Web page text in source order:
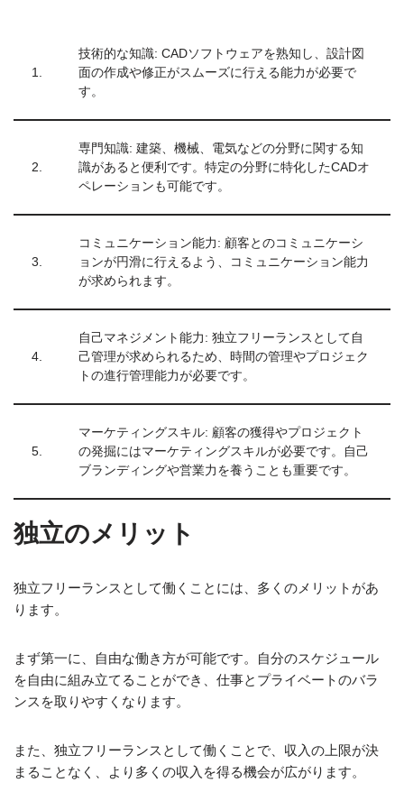
1.
技術的な知識: CADソフトウェアを熟知し、設計図
面の作成や修正がスムーズに行える能力が必要で
す。
2.
専門知識: 建築、機械、電気などの分野に関する知
識があると便利です。特定の分野に特化したCADオ
ペレーションも可能です。
3.
コミュニケーション能力: 顧客とのコミュニケーシ
ョンが円滑に行えるよう、コミュニケーション能力
が求められます。
4.
自己マネジメント能力: 独立フリーランスとして自
己管理が求められるため、時間の管理やプロジェク
トの進行管理能力が必要です。
5.
マーケティングスキル: 顧客の獲得やプロジェクト
の発掘にはマーケティングスキルが必要です。自己
ブランディングや営業力を養うことも重要です。
独立のメリット
独立フリーランスとして働くことには、多くのメリットがあ
ります。
まず第一に、自由な働き方が可能です。自分のスケジュール
を自由に組み立てることができ、仕事とプライベートのバラ
ンスを取りやすくなります。
また、独立フリーランスとして働くことで、収入の上限が決
まることなく、より多くの収入を得る機会が広がります。